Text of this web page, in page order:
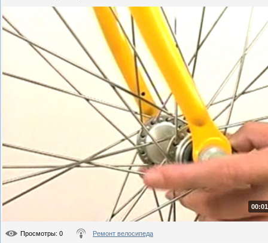
Просмотры: 0 Ремонт велосипеда